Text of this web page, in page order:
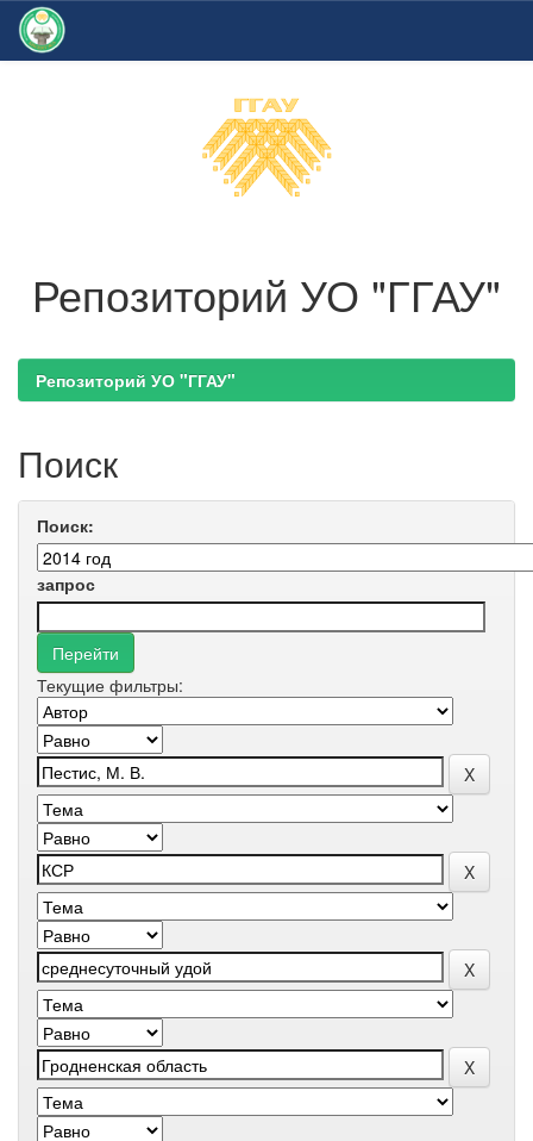
Репозиторий УО "ГГАУ"
Репозиторий УО "ГГАУ"
Поиск
Поиск:
запрос
Текущие фильтры: